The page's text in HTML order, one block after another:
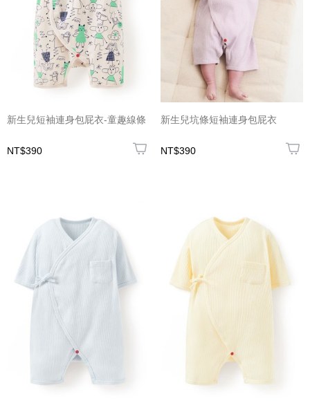
新生兒短袖連身包屁衣-童趣線條
NT$390
新生兒坑條短袖連身包屁衣
NT$390